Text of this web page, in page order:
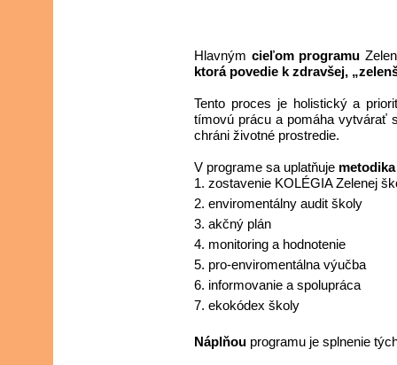
Hlavným cieľom programu
ktorá povedie k zdravšej,
Tento proces je holistický a
tímovú prácu a pomáha vytvárať
chráni životné prostredie.
V programe sa uplatňuje
zostavenie KOLÉGIA Zelenej
enviromentálny audit školy
akčný plán
monitoring a hodnotenie
pro-enviromentálna výučba
informovanie a spolupráca
ekokódex školy
Náplňou programu je splnenie